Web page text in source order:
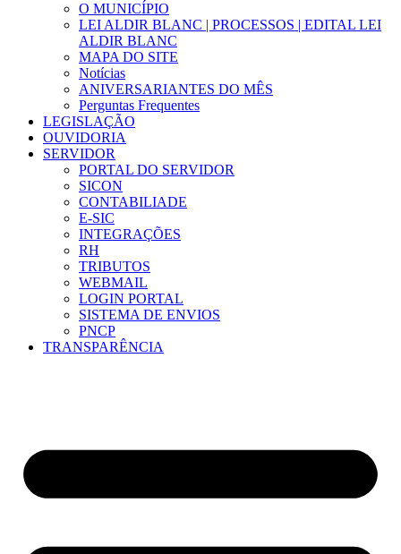
O MUNICÍPIO
LEI ALDIR BLANC | PROCESSOS | EDITAL LEI
ALDIR BLANC
MAPA DO SITE
Notícias
ANIVERSARIANTES DO MÊS
Perguntas Frequentes
LEGISLAÇÃO
OUVIDORIA
SERVIDOR
PORTAL DO SERVIDOR
SICON
CONTABILIADE
E-SIC
INTEGRAÇÕES
RH
TRIBUTOS
WEBMAIL
LOGIN PORTAL
SISTEMA DE ENVIOS
PNCP
TRANSPARÊNCIA